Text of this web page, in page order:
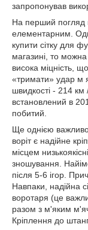
запропонував
На перший погляд
елементарним.
купити сітку для
магазині, то можна
висока міцність,
«тримати» удар м
швидкості - 214 км
встановлений в
побитий.
Ще однією
воріт є надійне
місцем
зношування.
після 5-6 ігор.
Навпаки, надійна
воротаря (це
разом з м'яким
Кріплення до